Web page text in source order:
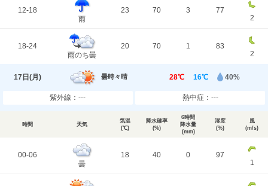
12-18
雨
23 70 3
77
2
18-24
雨のち曇
20 70 1
83
2
17日(月 ) 曇時々晴 28℃ 16℃ 40%
紫外線：--- 熱中症： ---
時間 天気
気温
(℃)
降水確率
(%)
6時間
降水量
(mm)
湿度
(%)
風
(m/s)
00-06
曇
18 40 0
97
1